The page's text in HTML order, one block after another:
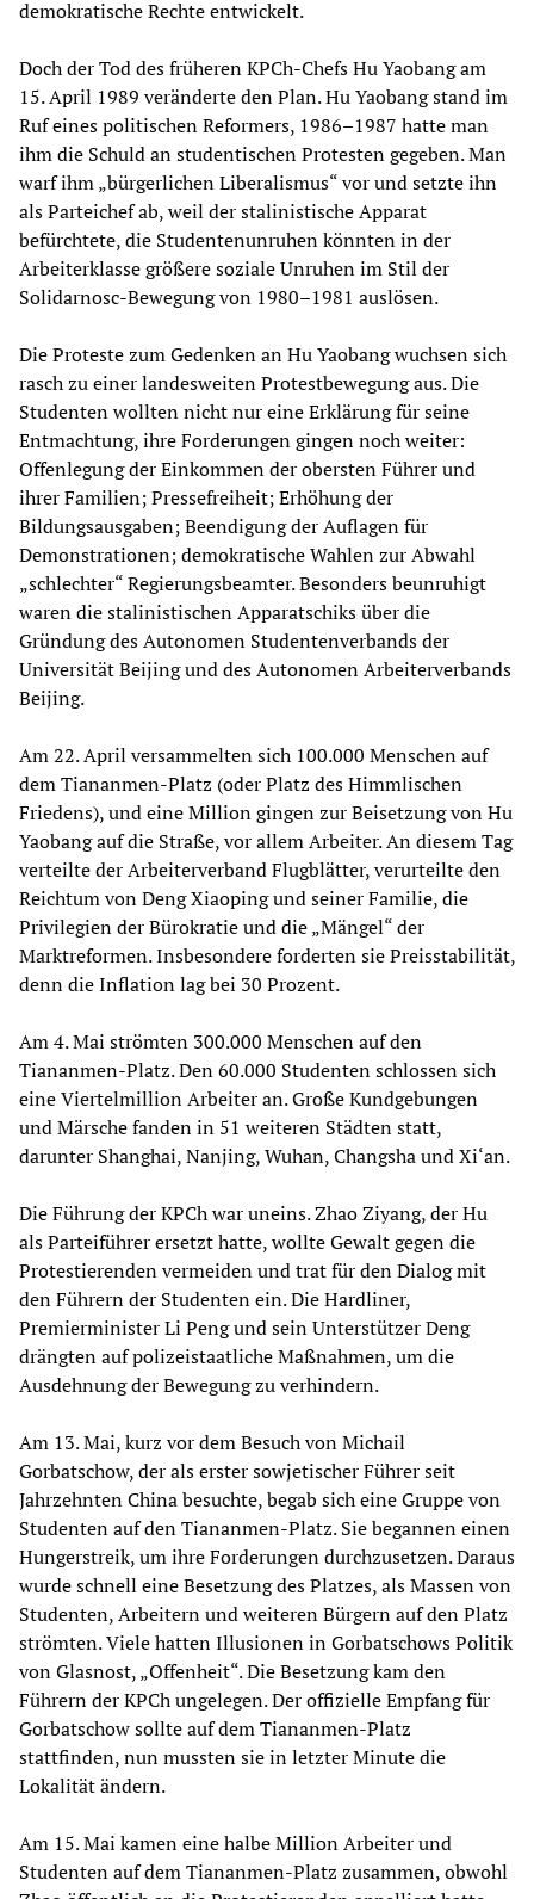
demokratische Rechte entwickelt.
Doch der Tod des früheren KPCh-Chefs Hu Yaobang am
15. April 1989 veränderte den Plan. Hu Yaobang stand im
Ruf eines politischen Reformers, 1986–1987 hatte man
ihm die Schuld an studentischen Protesten gegeben. Man
warf ihm „bürgerlichen Liberalismus“ vor und setzte ihn
als Parteichef ab, weil der stalinistische Apparat
befürchtete, die Studentenunruhen könnten in der
Arbeiterklasse größere soziale Unruhen im Stil der
Solidarnosc-Bewegung von 1980–1981 auslösen.
Die Proteste zum Gedenken an Hu Yaobang wuchsen sich
rasch zu einer landesweiten Protestbewegung aus. Die
Studenten wollten nicht nur eine Erklärung für seine
Entmachtung, ihre Forderungen gingen noch weiter:
Offenlegung der Einkommen der obersten Führer und
ihrer Familien; Pressefreiheit; Erhöhung der
Bildungsausgaben; Beendigung der Auflagen für
Demonstrationen; demokratische Wahlen zur Abwahl
„schlechter“ Regierungsbeamter. Besonders beunruhigt
waren die stalinistischen Apparatschiks über die
Gründung des Autonomen Studentenverbands der
Universität Beijing und des Autonomen Arbeiterverbands
Beijing.
Am 22. April versammelten sich 100.000 Menschen auf
dem Tiananmen-Platz (oder Platz des Himmlischen
Friedens), und eine Million gingen zur Beisetzung von Hu
Yaobang auf die Straße, vor allem Arbeiter. An diesem Tag
verteilte der Arbeiterverband Flugblätter, verurteilte den
Reichtum von Deng Xiaoping und seiner Familie, die
Privilegien der Bürokratie und die „Mängel“ der
Marktreformen. Insbesondere forderten sie Preisstabilität,
denn die Inflation lag bei 30 Prozent.
Am 4. Mai strömten 300.000 Menschen auf den
Tiananmen-Platz. Den 60.000 Studenten schlossen sich
eine Viertelmillion Arbeiter an. Große Kundgebungen
und Märsche fanden in 51 weiteren Städten statt,
darunter Shanghai, Nanjing, Wuhan, Changsha und Xi‘an.
Die Führung der KPCh war uneins. Zhao Ziyang, der Hu
als Parteiführer ersetzt hatte, wollte Gewalt gegen die
Protestierenden vermeiden und trat für den Dialog mit
den Führern der Studenten ein. Die Hardliner,
Premierminister Li Peng und sein Unterstützer Deng
drängten auf polizeistaatliche Maßnahmen, um die
Ausdehnung der Bewegung zu verhindern.
Am 13. Mai, kurz vor dem Besuch von Michail
Gorbatschow, der als erster sowjetischer Führer seit
Jahrzehnten China besuchte, begab sich eine Gruppe von
Studenten auf den Tiananmen-Platz. Sie begannen einen
Hungerstreik, um ihre Forderungen durchzusetzen. Daraus
wurde schnell eine Besetzung des Platzes, als Massen von
Studenten, Arbeitern und weiteren Bürgern auf den Platz
strömten. Viele hatten Illusionen in Gorbatschows Politik
von Glasnost, „Offenheit“. Die Besetzung kam den
Führern der KPCh ungelegen. Der offizielle Empfang für
Gorbatschow sollte auf dem Tiananmen-Platz
stattfinden, nun mussten sie in letzter Minute die
Lokalität ändern.
Am 15. Mai kamen eine halbe Million Arbeiter und
Studenten auf dem Tiananmen-Platz zusammen, obwohl